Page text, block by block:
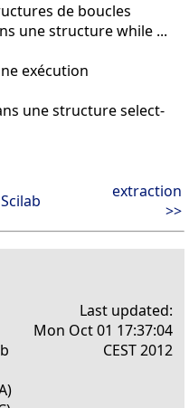
de boucles
une structure while ...
exécution
une structure select-
extraction
>>
Last updated:
Mon Oct 01 17:37:04
CEST 2012